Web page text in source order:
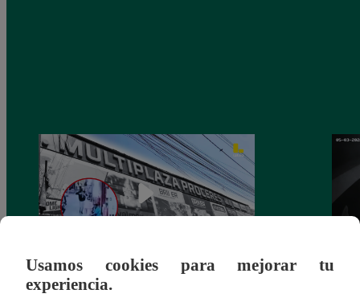
Asesinan a comerciante ferretero dentro de
Usamos cookies para mejorar tu
experiencia.